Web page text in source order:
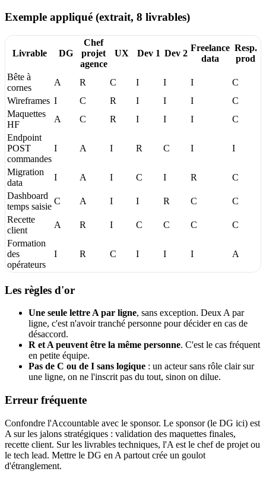
Exemple appliqué (extrait, 8 livrables)
Livrable DG
Chef
projet
agence
UX Dev 1 Dev 2
Freelance
data
Resp.
prod
Bête à
cornes
A R C I I I
C
Wireframes I C R I I I
C
Maquettes
HF
A C R I I I
C
Endpoint
POST
commandes
I A I R C I I
Migration
data
I A I C I R
C
Dashboard
temps saisie
C A I I R C
C
Recette
client
A R I C C C
C
Formation
des
opérateurs
I R C I I I A
Les règles d'or
Une seule lettre A par ligne, sans exception. Deux A par
ligne, c'est n'avoir tranché personne pour décider en cas de
désaccord.
R et A peuvent être la même personne. C'est le cas fréquent
en petite équipe.
Pas de C ou de I sans logique : un acteur sans rôle clair sur
une ligne, on ne l'inscrit pas du tout, sinon on dilue.
Erreur fréquente
Confondre l'Accountable avec le sponsor. Le sponsor (le DG ici) est
A sur les jalons stratégiques : validation des maquettes finales,
recette client. Sur les livrables techniques, l'A est le chef de projet ou
le tech lead. Mettre le DG en A partout crée un goulot
d'étranglement.